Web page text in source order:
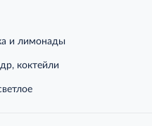
и лимонады
коктейли